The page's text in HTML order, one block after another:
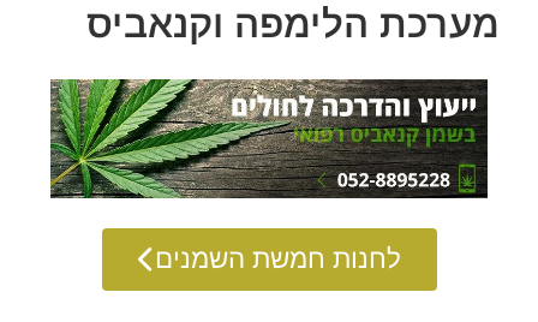
מערכת הלימפה וקנאביס
לחנות חמשת השמנים